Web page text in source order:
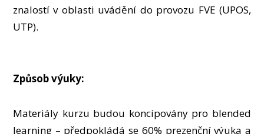
znalostí v oblasti uvádění do provozu FVE (UPOS,
UTP).
Způsob výuky:
Materiály kurzu budou koncipovány pro blended
learning – předpokládá se 60% prezenční výuka a